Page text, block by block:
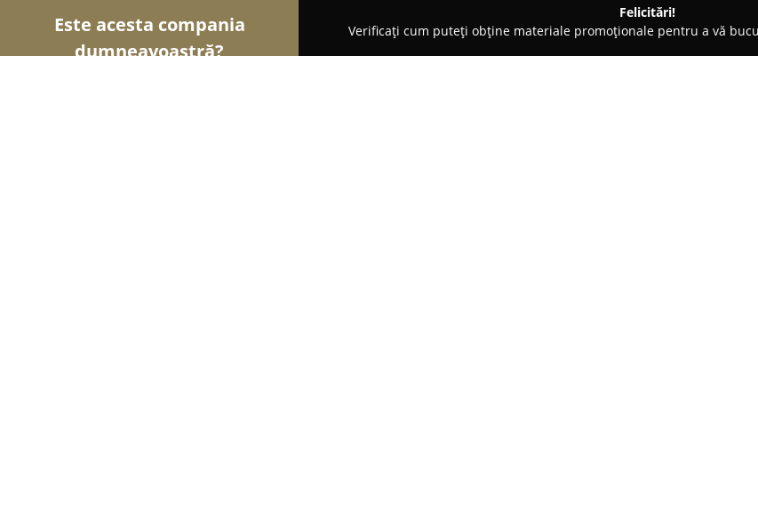
Este acesta compania
dumneavoastră?
Felicitări!
Verificați cum puteți obține materiale promoționale pentru a vă